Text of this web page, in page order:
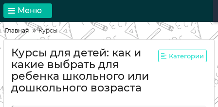
Меню
Главная Курсы
Курсы для детей: как и
какие выбрать для
ребенка школьного или
дошкольного возраста
Категории